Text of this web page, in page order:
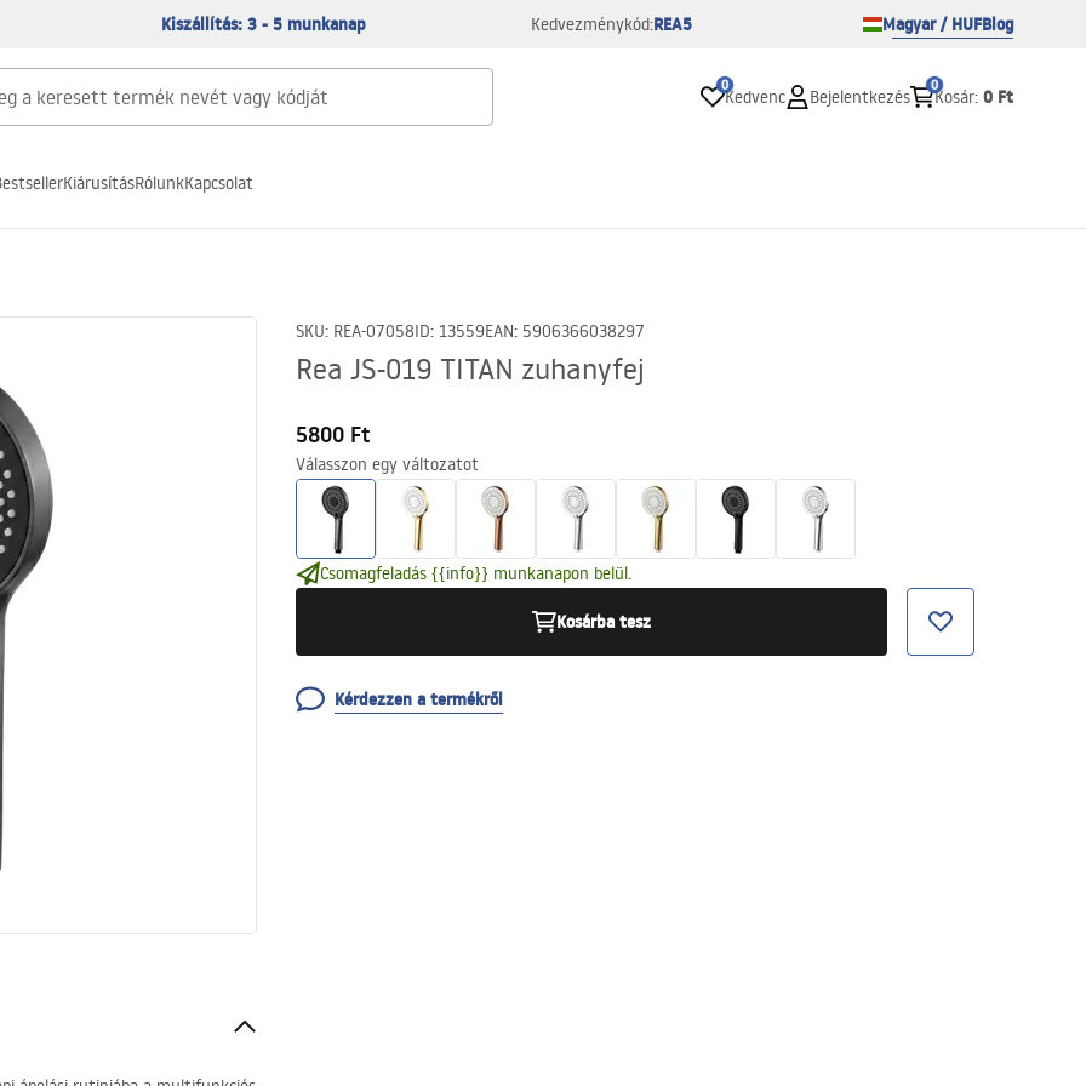
Kiszállítás: 3 - 5 munkanap Kedvezménykód:REA5 Magyar / HUFBlog
0
Kedvenc Bejelentkezés
0
Kosár: 0 Ft
KiárusításRólunkKapcsolat
SKU: REA-07058ID: 13559EAN: 5906366038297
Rea JS-019 TITAN zuhanyfej
5800 Ft
Válasszon egy változatot
Csomagfeladás {{info}} munkanapon belül.
Kosárba tesz
Kérdezzen a termékről